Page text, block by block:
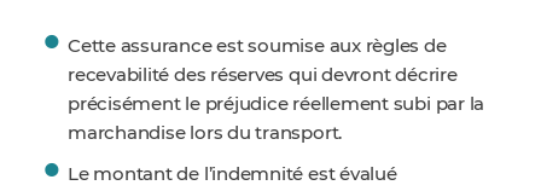
Cette assurance est soumise aux règles de
recevabilité des réserves qui devront décrire
précisément le préjudice réellement subi par la
marchandise lors du transport.
Le montant de l’indemnité est évalué